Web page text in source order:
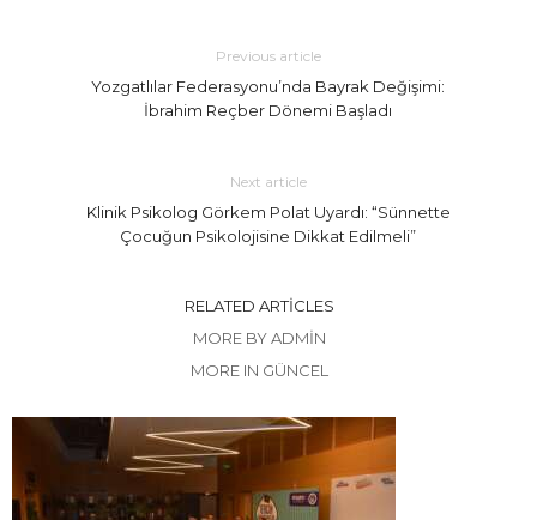
Previous article
Yozgatlılar Federasyonu’nda Bayrak Değişimi:
İbrahim Reçber Dönemi Başladı
Next article
Klinik Psikolog Görkem Polat Uyardı: “Sünnette
Çocuğun Psikolojisine Dikkat Edilmeli”
RELATED ARTICLES
MORE BY ADMIN
MORE IN GÜNCEL